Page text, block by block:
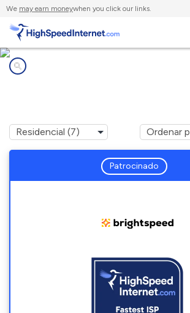
We may earn moneywhen you click our links.
Patrocinado